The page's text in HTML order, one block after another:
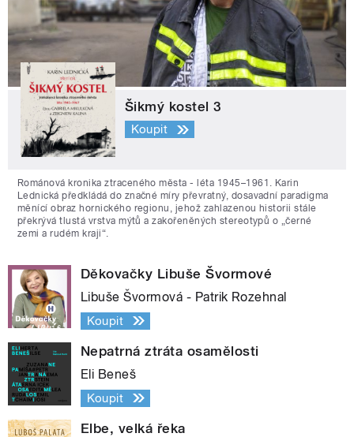
Šikmý kostel 3
Koupit
Románová kronika ztraceného města - léta 1945–1961. Karin
Lednická předkládá do značné míry převratný, dosavadní paradigma
měnící obraz hornického regionu, jehož zahlazenou historii stále
překrývá tlustá vrstva mýtů a zakořeněných stereotypů o „černé
zemi a rudém kraji“.
Děkovačky Libuše Švormové
Libuše Švormová - Patrik Rozehnal
Koupit
Nepatrná ztráta osamělosti
Eli Beneš
Koupit
Elbe, velká řeka